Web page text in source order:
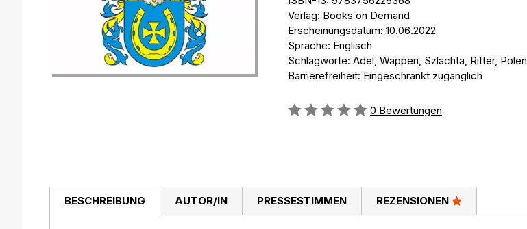
Verlag: Books on Demand
Erscheinungsdatum: 10.06.2022
Sprache: Englisch
Schlagworte: Adel, Wappen, Szlachta, Ritter, Polen
Barrierefreiheit: Eingeschränkt zugänglich
Bewertung::
0 Bewertungen
BESCHREIBUNG AUTOR/IN PRESSESTIMMEN REZENSIONEN